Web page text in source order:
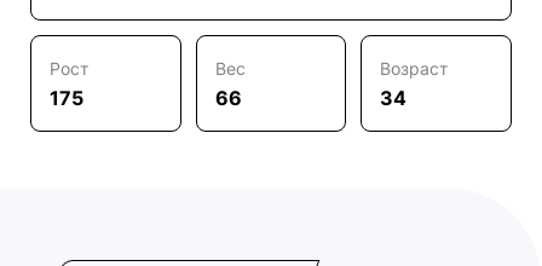
Рост
175
Вес
66
Возраст
34